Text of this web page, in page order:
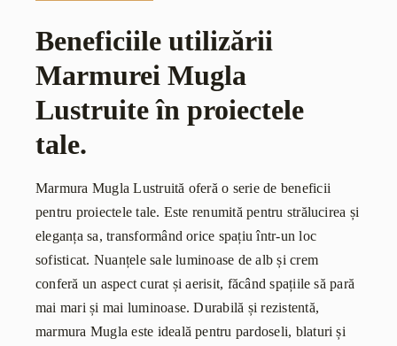
Beneficiile utilizării
Marmurei Mugla
Lustruite în proiectele
tale.
Marmura Mugla Lustruită oferă o serie de beneficii
pentru proiectele tale. Este renumită pentru strălucirea și
eleganța sa, transformând orice spațiu într-un loc
sofisticat. Nuanțele sale luminoase de alb și crem
conferă un aspect curat și aerisit, făcând spațiile să pară
mai mari și mai luminoase. Durabilă și rezistentă,
marmura Mugla este ideală pentru pardoseli, blaturi și